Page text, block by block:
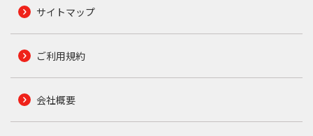
サイトマップ
ご利用規約
会社概要